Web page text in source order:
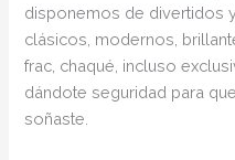
disponemos de divertidos
clásicos, modernos,
frac, chaqué, incluso
dándote seguridad para
soñaste.